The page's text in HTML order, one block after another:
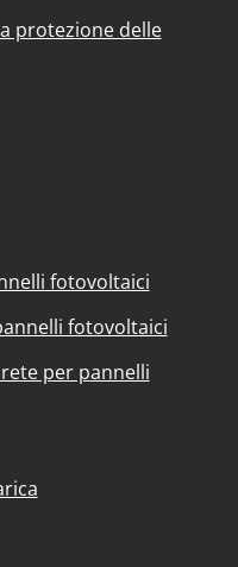
protezione delle
fotovoltaici
fotovoltaici
per pannelli